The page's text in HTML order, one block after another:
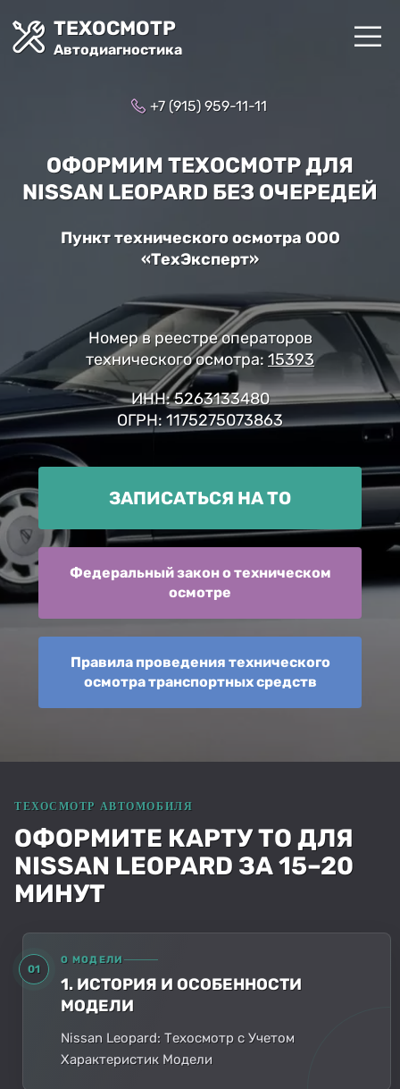
ТЕХОСМОТР
Автодиагностика
+7 (915) 959-11-11
ОФОРМИМ ТЕХОСМОТР ДЛЯ
NISSAN LEOPARD БЕЗ ОЧЕРЕДЕЙ
Пункт технического осмотра ООО
«ТехЭксперт»
Номер в реестре операторов
технического осмотра: 15393
ИНН: 5263133480
ОГРН: 1175275073863
ЗАПИСАТЬСЯ НА ТО
Федеральный закон о техническом
осмотре
Правила проведения технического
осмотра транспортных средств
ОФОРМИТЕ КАРТУ ТО ДЛЯ
NISSAN LEOPARD ЗА 15–20
МИНУТ
01
О МОДЕЛИ
1. ИСТОРИЯ И ОСОБЕННОСТИ
МОДЕЛИ
Nissan Leopard: Техосмотр с Учетом
Характеристик Модели